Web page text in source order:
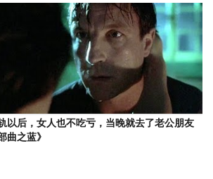
以后，女人也不吃亏，当晚就去了老公朋友
曲之蓝》